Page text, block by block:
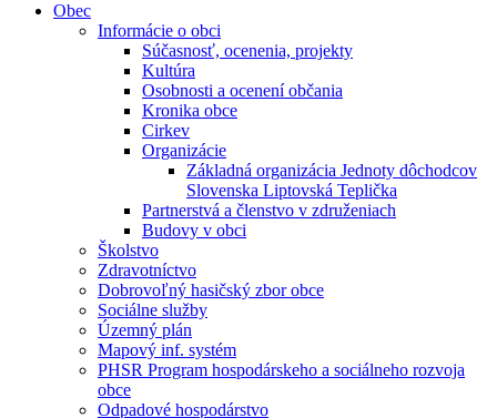
Obec
Informácie o obci
Súčasnosť, ocenenia, projekty
Kultúra
Osobnosti a ocenení občania
Kronika obce
Cirkev
Organizácie
Základná organizácia Jednoty dôchodcov
Slovenska Liptovská Teplička
Partnerstvá a členstvo v združeniach
Budovy v obci
Školstvo
Zdravotníctvo
Dobrovoľný hasičský zbor obce
Sociálne služby
Územný plán
Mapový inf. systém
PHSR Program hospodárskeho a sociálneho rozvoja
obce
Odpadové hospodárstvo